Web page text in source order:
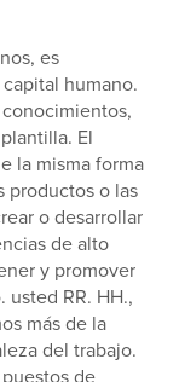
es
humano.
El
la misma forma
productos o las
o desarrollar
de alto
y promover
RR. HH.,
más de la
del trabajo.
de